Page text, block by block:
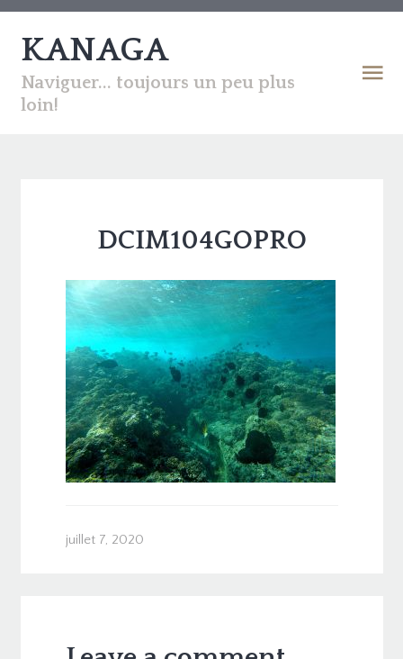
KANAGA
Naviguer... toujours un peu plus
loin!
DCIM104GOPRO
juillet 7, 2020